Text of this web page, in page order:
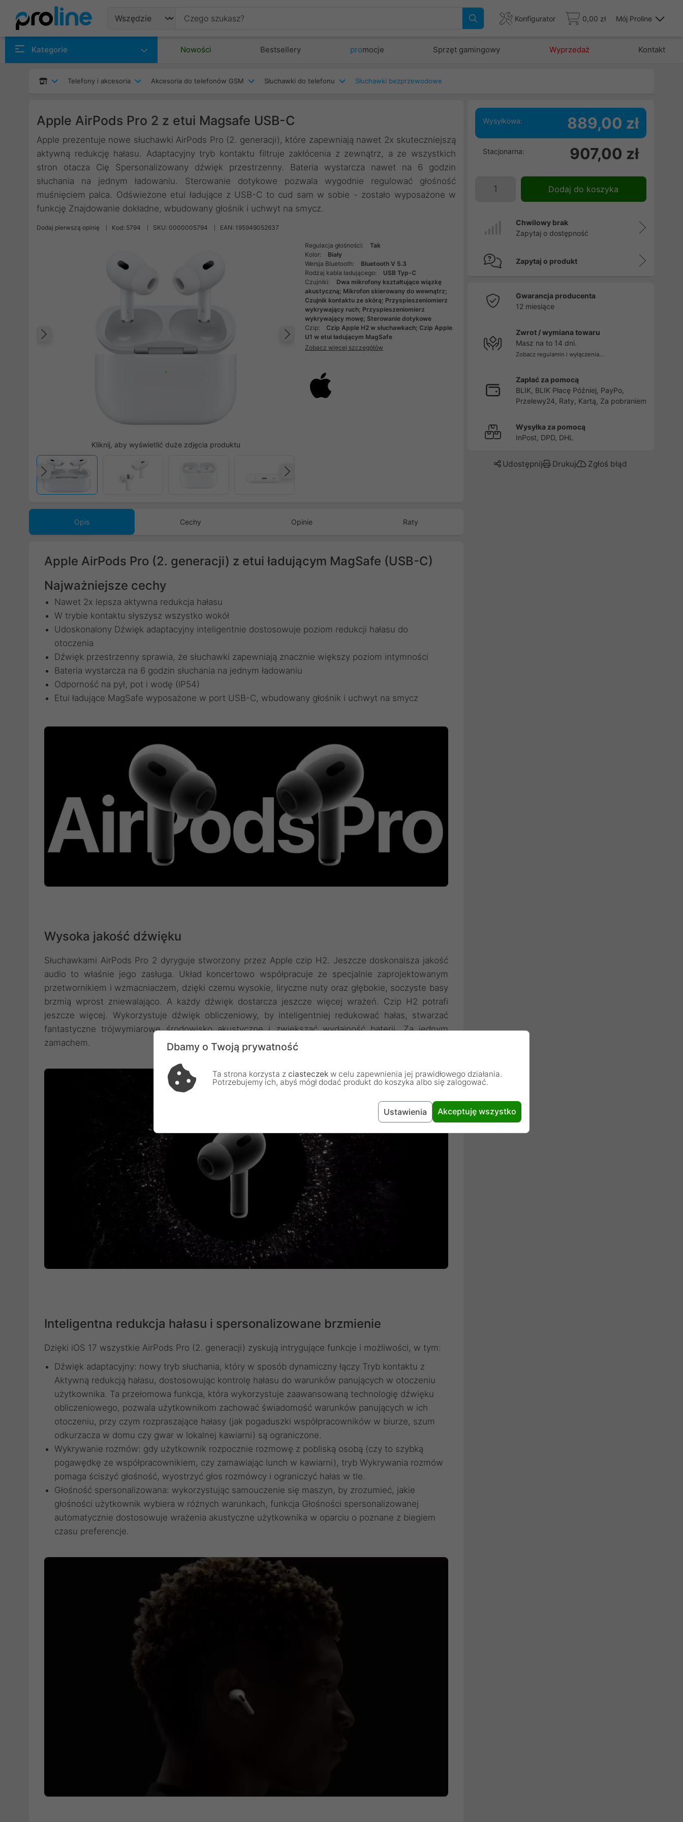
Konfigurator 0,00 zł Mój Proline
Kategorie Nowości Bestsellery promocje Sprzęt gamingowy Wyprzedaż Kontakt
Telefony i akcesoria Akcesoria do telefonów GSM Słuchawki do telefonu Słuchawki bezprzewodowe
Apple AirPods Pro 2 z etui Magsafe USB-C
Apple prezentuje nowe słuchawki AirPods Pro (2. generacji), które zapewniają nawet 2x skuteczniejszą
aktywną redukcję hałasu. Adaptacyjny tryb kontaktu filtruje zakłócenia z zewnątrz, a ze wszystkich
stron otacza Cię Spersonalizowany dźwięk przestrzenny. Bateria wystarcza nawet na 6 godzin
słuchania na jednym ładowaniu. Sterowanie dotykowe pozwala wygodnie regulować głośność
muśnięciem palca. Odświeżone etui ładujące z USB-C to cud sam w sobie - zostało wyposażone w
funkcję Znajdowanie dokładne, wbudowany głośnik i uchwyt na smycz.
Dodaj pierwszą opinię Kod: 5794 SKU: 0000005794 EAN: 195949052637
Następny
Poprzedni
Kliknij, aby wyświetlić duże zdjęcia produktu
Poprzedni
Regulacja głośności:
Tak
Kolor:
Biały
Wersja Bluetooth:
Bluetooth V 5.3
Rodzaj kabla ładującego:
USB Typ-C
Czujniki:
Dwa mikrofony kształtujące wiązkę
akustyczną; Mikrofon skierowany do wewnątrz;
Czujnik kontaktu ze skórą; Przyspieszeniomierz
wykrywający ruch; Przyspieszeniomierz
wykrywający mowę; Sterowanie dotykowe
Czip:
Czip Apple H2 w słuchawkach; Czip Apple
U1 w etui ładującym MagSafe
Zobacz więcej szczegółów
Opis Cechy Opinie Raty
Apple AirPods Pro (2. generacji) z etui ładującym MagSafe (USB-C)
Najważniejsze cechy
Nawet 2x lepsza aktywna redukcja hałasu
W trybie kontaktu słyszysz wszystko wokół
Udoskonalony Dźwięk adaptacyjny inteligentnie dostosowuje poziom redukcji hałasu do
otoczenia
Dźwięk przestrzenny sprawia, że słuchawki zapewniają znacznie większy poziom intymności
Bateria wystarcza na 6 godzin słuchania na jednym ładowaniu
Odporność na pył, pot i wodę (IP54)
Etui ładujące MagSafe wyposażone w port USB-C, wbudowany głośnik i uchwyt na smycz
Wysoka jakość dźwięku
Słuchawkami AirPods Pro 2 dyryguje stworzony przez Apple czip H2. Jeszcze doskonalsza jakość
audio to właśnie jego zasługa. Układ koncertowo współpracuje ze specjalnie zaprojektowanym
przetwornikiem i wzmacniaczem, dzięki czemu wysokie, liryczne nuty oraz głębokie, soczyste basy
brzmią wprost zniewalająco. A każdy dźwięk dostarcza jeszcze więcej wrażeń. Czip H2 potrafi
jeszcze więcej. Wykorzystuje dźwięk obliczeniowy, by inteligentniej redukować hałas, stwarzać
fantastyczne trójwymiarowe środowisko akustyczne i zwiększać wydajność baterii. Za jednym
zamachem.
Inteligentna redukcja hałasu i spersonalizowane brzmienie
Dzięki iOS 17 wszystkie AirPods Pro (2. generacji) zyskują intrygujące funkcje i możliwości, w tym:
Dźwięk adaptacyjny: nowy tryb słuchania, który w sposób dynamiczny łączy Tryb kontaktu z
Aktywną redukcją hałasu, dostosowując kontrolę hałasu do warunków panujących w otoczeniu
użytkownika. Ta przełomowa funkcja, która wykorzystuje zaawansowaną technologię dźwięku
obliczeniowego, pozwala użytkownikom zachować świadomość warunków panujących w ich
otoczeniu, przy czym rozpraszające hałasy (jak pogaduszki współpracowników w biurze, szum
odkurzacza w domu czy gwar w lokalnej kawiarni) są ograniczone.
Wykrywanie rozmów: gdy użytkownik rozpocznie rozmowę z pobliską osobą (czy to szybką
pogawędkę ze współpracownikiem, czy zamawiając lunch w kawiarni), tryb Wykrywania rozmów
pomaga ściszyć głośność, wyostrzyć głos rozmówcy i ograniczyć hałas w tle.
Głośność spersonalizowana: wykorzystując samouczenie się maszyn, by zrozumieć, jakie
głośności użytkownik wybiera w różnych warunkach, funkcja Głośności spersonalizowanej
automatycznie dostosowuje wrażenia akustyczne użytkownika w oparciu o poznane z biegiem
czasu preferencje.
Wysyłkowa: 889,00 zł
Stacjonarna: 907,00 zł
Dodaj do koszyka
Chwilowy brak
Zapytaj o dostępność
Zapytaj o produkt
Gwarancja producenta
12 miesiące
Zwrot / wymiana towaru
Masz na to 14 dni.
Zobacz regulamin i wyłączenia...
Zapłać za pomocą
BLIK, BLIK Płacę Później, PayPo,
Przelewy24, Raty, Kartą, Za pobraniem
Wysyłka za pomocą
InPost, DPD, DHL
Udostępnij Drukuj Zgłoś błąd
Dbamy o Twoją prywatność
Ta strona korzysta z ciasteczek w celu zapewnienia jej prawidłowego działania.
Potrzebujemy ich, abyś mógł dodać produkt do koszyka albo się zalogować.
Ustawienia Akceptuję wszystko